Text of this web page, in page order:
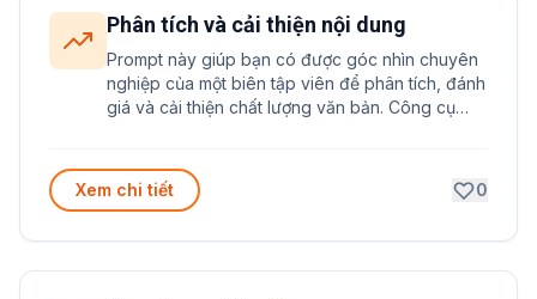
Phân tích và cải thiện nội dung
Prompt này giúp bạn có được góc nhìn chuyên
nghiệp của một biên tập viên để phân tích, đánh
giá và cải thiện chất lượng văn bản. Công cụ
Xem chi tiết
0